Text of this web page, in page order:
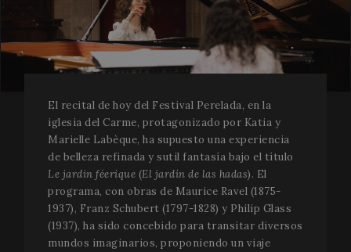
El recital de hoy del Festival Perelada, en la
iglesia del Carme, protagonizado por Katia y
Marielle Labèque, ha supuesto una experiencia
de belleza refinada y sutil fantasía bajo el título
Le jardin féerique (El jardín de las hadas). El
programa, con obras de Maurice Ravel (1875-
1937), Franz Schubert (1797-1828) y Philip Glass
(1937), ha sido concebido para transitar diversos
mundos imaginarios, proponiendo un viaje